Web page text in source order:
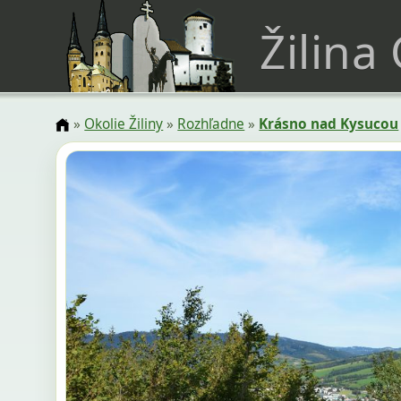
Žilina
» Okolie Žiliny» Rozhľadne » Krásno nad Kysucou